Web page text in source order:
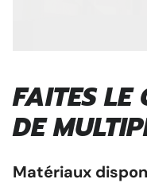
FAITES
DE
Matériaux